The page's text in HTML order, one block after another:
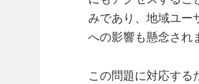
みであり、地域ユー
への影響も懸念され
この問題に対応する